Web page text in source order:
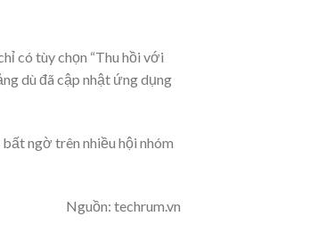
có tùy chọn “Thu hồi với
dù đã cập nhật ứng dụng
ngờ trên nhiều hội nhóm
Nguồn: techrum.vn